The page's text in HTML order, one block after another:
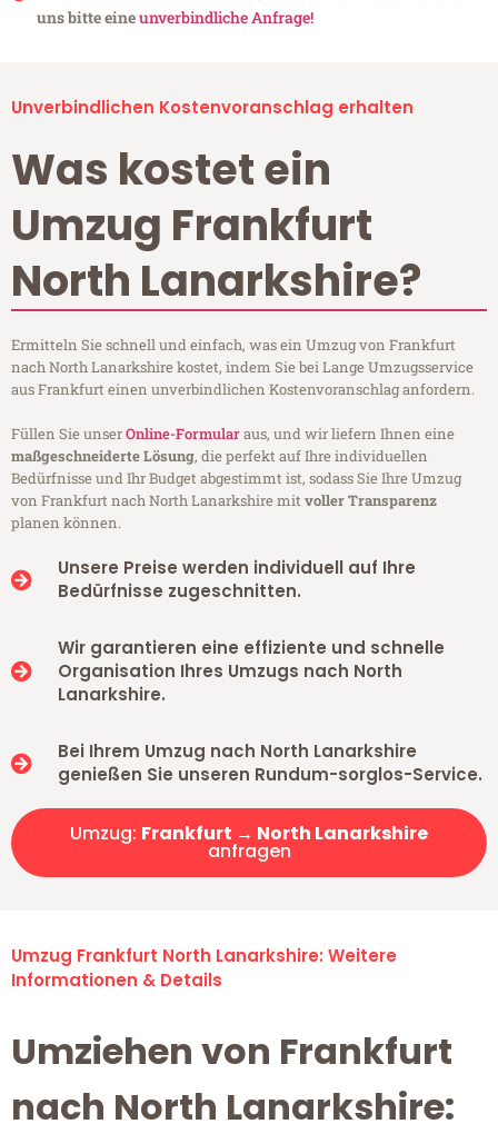
uns bitte eineunverbindliche Anfrage!
Unverbindlichen Kostenvoranschlag erhalten
Was kostet ein
Umzug Frankfurt
North Lanarkshire?
Ermitteln Sie schnell und einfach, was ein Umzug von Frankfurt
nach North Lanarkshire kostet, indem Sie bei Lange Umzugsservice
aus Frankfurt einen unverbindlichen Kostenvoranschlag anfordern.
Füllen Sie unserOnline-Formularaus, und wir liefern Ihnen eine
maßgeschneiderte Lösung, die perfekt auf Ihre individuellen
Bedürfnisse und Ihr Budget abgestimmt ist, sodass Sie Ihre Umzug
von Frankfurt nach North Lanarkshire mitvoller Transparenz
planen können.
Unsere Preise werden individuell auf Ihre
Bedürfnisse zugeschnitten.
Wir garantieren eine effiziente und schnelle
Organisation Ihres Umzugs nach North
Lanarkshire.
Bei Ihrem Umzug nach North Lanarkshire
genießen Sie unseren Rundum-sorglos-Service.
Umzug: Frankfurt → North Lanarkshire
anfragen
Umzug Frankfurt North Lanarkshire: Weitere
Informationen & Details
Umziehen von Frankfurt
nach North Lanarkshire: